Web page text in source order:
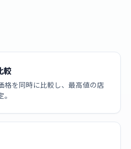
較
格を同時に比較し、最高値の店